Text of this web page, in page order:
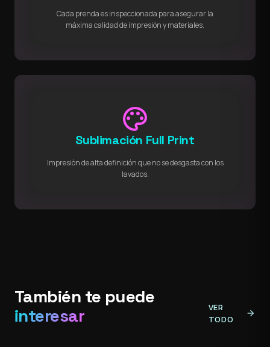
Cada prenda es inspeccionada para asegurar la
máxima calidad de impresión y materiales.
palette
Sublimación Full Print
Impresión de alta definición que no se desgasta con los
lavados.
También te puede
interesar
VER
TODO
arrow_forward